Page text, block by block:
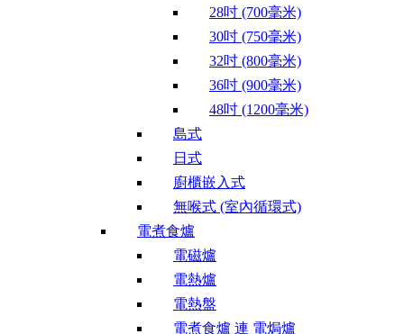
28吋 (700毫米)
30吋 (750毫米)
32吋 (800毫米)
36吋 (900毫米)
48吋 (1200毫米)
島式
日式
廚櫃嵌入式
無喉式 (室內循環式)
電煮食爐
電磁爐
電熱爐
電熱盤
電煮食爐 連 電焗爐